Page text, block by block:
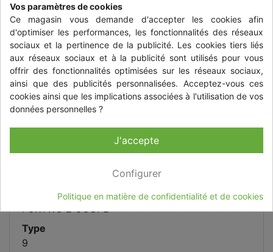
Partager
Détails du produit
Référence 22040563
Fiche technique
Marque
FORTWO 2 COUPE
Type
9
Vos paramètres de cookies
Ce magasin vous demande d'accepter les cookies afin
d'optimiser les performances, les fonctionnalités des réseaux
sociaux et la pertinence de la publicité. Les cookies tiers liés
aux réseaux sociaux et à la publicité sont utilisés pour vous
offrir des fonctionnalités optimisées sur les réseaux sociaux,
ainsi que des publicités personnalisées. Acceptez-vous ces
cookies ainsi que les implications associées à l'utilisation de vos
données personnelles ?
J'accepte
Configurer
Politique en matière de confidentialité et de cookies